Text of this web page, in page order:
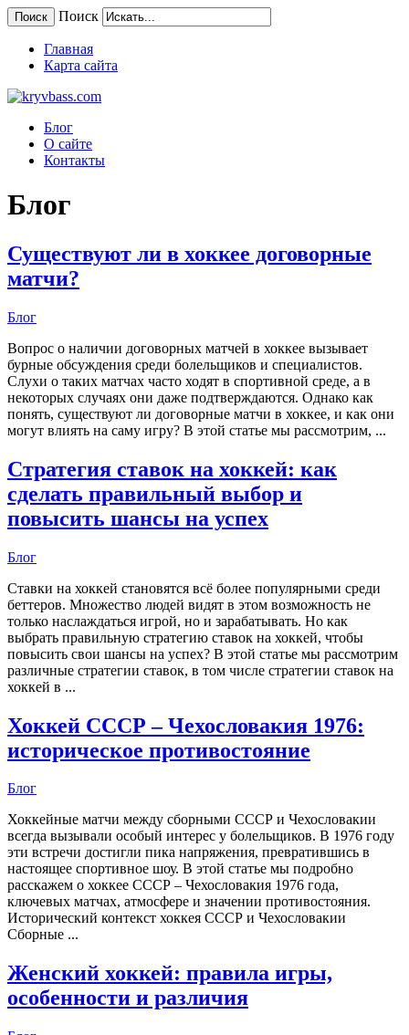
Поиск Поиск
Главная
Карта сайта
Блог
О сайте
Контакты
Блог
Существуют ли в хоккее договорные
матчи?
Блог
Вопрос о наличии договорных матчей в хоккее вызывает
бурные обсуждения среди болельщиков и специалистов.
Слухи о таких матчах часто ходят в спортивной среде, а в
некоторых случаях они даже подтверждаются. Однако как
понять, существуют ли договорные матчи в хоккее, и как они
могут влиять на саму игру? В этой статье мы рассмотрим, ...
Стратегия ставок на хоккей: как
сделать правильный выбор и
повысить шансы на успех
Блог
Ставки на хоккей становятся всё более популярными среди
беттеров. Множество людей видят в этом возможность не
только наслаждаться игрой, но и зарабатывать. Но как
выбрать правильную стратегию ставок на хоккей, чтобы
повысить свои шансы на успех? В этой статье мы рассмотрим
различные стратегии ставок, в том числе стратегии ставок на
хоккей в ...
Хоккей СССР – Чехословакия 1976:
историческое противостояние
Блог
Хоккейные матчи между сборными СССР и Чехословакии
всегда вызывали особый интерес у болельщиков. В 1976 году
эти встречи достигли пика напряжения, превратившись в
настоящее спортивное шоу. В этой статье мы подробно
расскажем о хоккее СССР – Чехословакия 1976 года,
ключевых матчах, атмосфере и значении противостояния.
Исторический контекст хоккея СССР и Чехословакии
Сборные ...
Женский хоккей: правила игры,
особенности и различия